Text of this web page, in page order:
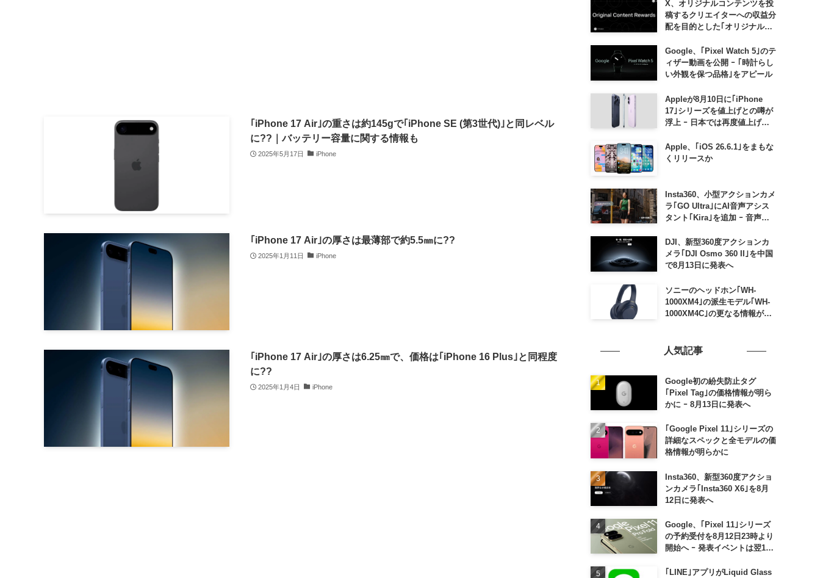
｢iPhone 17 Air｣の重さは約145gで｢iPhone SE (第3世代)｣と同レベル
に??｜バッテリー容量に関する情報も
2025年5月17日 iPhone
｢iPhone 17 Air｣の厚さは最薄部で約5.5㎜に??
2025年1月11日 iPhone
｢iPhone 17 Air｣の厚さは6.25㎜で、価格は｢iPhone 16 Plus｣と同程度
に??
2025年1月4日 iPhone
X、オリジナルコンテンツを投
稿するクリエイターへの収益分
配を目的とした｢オリジナルコ
入へ ｰ 従来の｢収益分配｣は廃
止
Google、｢Pixel Watch 5｣のテ
ィザー動画を公開 ｰ ｢時計らし
い外観を保つ品格｣をアピール
Appleが8月10日に｢iPhone
17｣シリーズを値上げとの噂が
浮上 ｰ 日本では再度値上げの
Apple、｢iOS 26.6.1｣をまもな
くリリースか
Insta360、小型アクションカメ
ラ｢GO Ultra｣にAI音声アシス
タント｢Kira｣を追加 ｰ 音声で
などが利用可能に
DJI、新型360度アクションカ
メラ｢DJI Osmo 360 II｣を中国
で8月13日に発表へ
ソニーのヘッドホン｢WH-
1000XM4｣の派生モデル｢WH-
1000XM4C｣の更なる情報が明
人気記事
Google初の紛失防止タグ
｢Pixel Tag｣の価格情報が明ら
かに ｰ 8月13日に発表へ
｢Google Pixel 11｣シリーズの
詳細なスペックと全モデルの価
格情報が明らかに
Insta360、新型360度アクショ
ンカメラ｢Insta360 X6｣を8月
12日に発表へ
Google、｢Pixel 11｣シリーズ
の予約受付を8月12日23時より
開始へ ｰ 発表イベントは翌13
｢LINE｣アプリがLiquid Glass